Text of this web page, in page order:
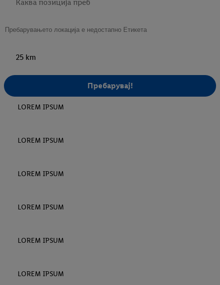
25 km
Пребарувај!
LOREM IPSUM
LOREM IPSUM
LOREM IPSUM
LOREM IPSUM
LOREM IPSUM
LOREM IPSUM